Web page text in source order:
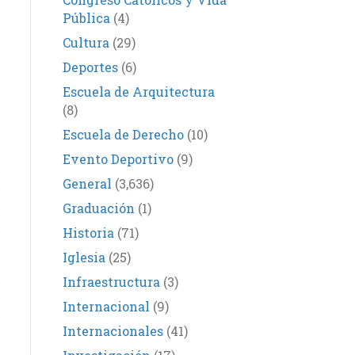
Pública (4)
Cultura (29)
Deportes(6)
Escuela de Arquitectura
(8)
Escuela de Derecho(10)
Evento Deportivo(9)
General (3,636)
Graduación (1)
Historia (71)
Iglesia (25)
Infraestructura (3)
Internacional (9)
Internacionales(41)